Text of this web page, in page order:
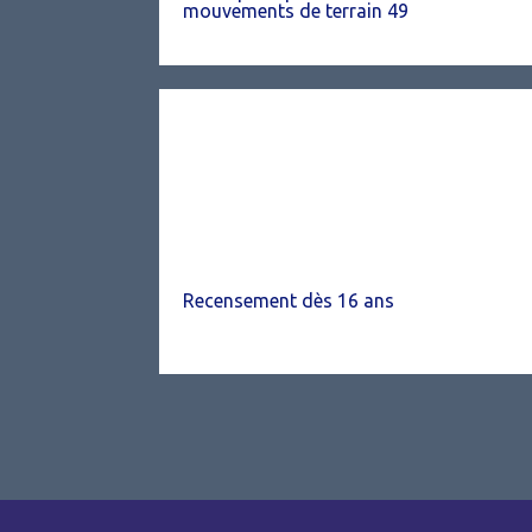
mouvements de terrain 49
Recensement dès 16 ans